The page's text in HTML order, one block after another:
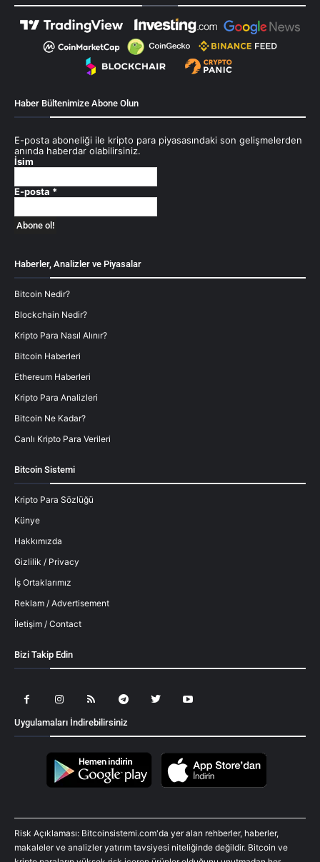
Haber Bültenimize Abone Olun
E-posta aboneliği ile kripto para piyasasındaki son gelişmelerden
anında haberdar olabilirsiniz.
İsim
E-posta *
Haberler, Analizler ve Piyasalar
Bitcoin Nedir?
Blockchain Nedir?
Kripto Para Nasıl Alınır?
Bitcoin Haberleri
Ethereum Haberleri
Kripto Para Analizleri
Bitcoin Ne Kadar?
Canlı Kripto Para Verileri
Bitcoin Sistemi
Kripto Para Sözlüğü
Künye
Hakkımızda
Gizlilik / Privacy
İş Ortaklarımız
Reklam / Advertisement
İletişim / Contact
Bizi Takip Edin
Uygulamaları İndirebilirsiniz
Risk Açıklaması: Bitcoinsistemi.com'da yer alan rehberler, haberler,
makaleler ve analizler yatırım tavsiyesi niteliğinde değildir. Bitcoin ve